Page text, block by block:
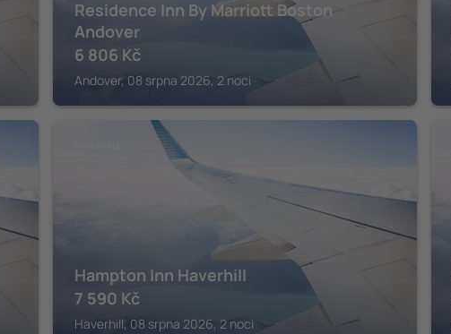
Residence Inn By Marriott Boston
Andover
6 806 Kč
Andover, 08 srpna 2026, 2 noci
Hampton Inn Haverhill
7 590 Kč
Haverhill, 08 srpna 2026, 2 noci